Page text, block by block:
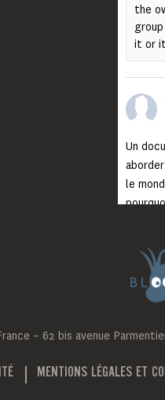
the
it or
Un
le
Lisez
notre
– 62 bis avenue
MENTIONS LÉGALES ET